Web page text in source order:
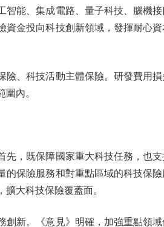
能、集成電路、量子科技、腦機
資金投向科技創新領域，發揮耐心
、科技活動主體保險。研發費用損
內。
，既保障國家重大科技任務，也支
的保險服務和對重點區域的科技保
大科技保險覆蓋面。
新。《意見》明確，加強重點領域